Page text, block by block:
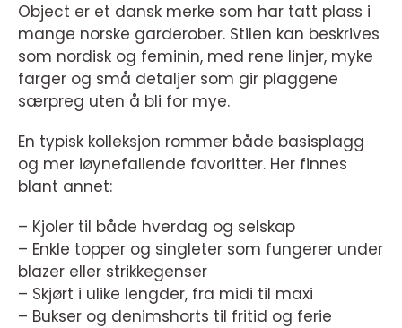
Object er et dansk merke som har tatt plass i
mange norske garderober. Stilen kan beskrives
som nordisk og feminin, med rene linjer, myke
farger og små detaljer som gir plaggene
særpreg uten å bli for mye.
En typisk kolleksjon rommer både basisplagg
og mer iøynefallende favoritter. Her finnes
blant annet:
– Kjoler til både hverdag og selskap
– Enkle topper og singleter som fungerer under
blazer eller strikkegenser
– Skjørt i ulike lengder, fra midi til maxi
– Bukser og denimshorts til fritid og ferie